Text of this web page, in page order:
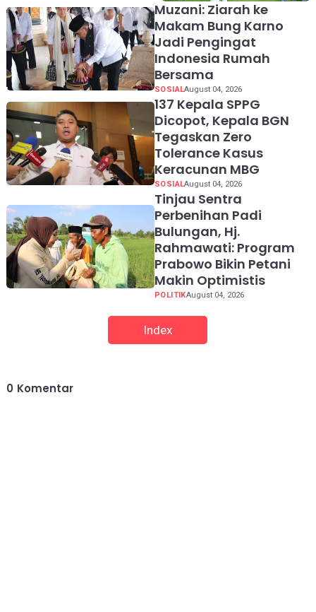
Muzani: Ziarah ke
Makam Bung Karno
Jadi Pengingat
Indonesia Rumah
Bersama
SOSIALAugust 04, 2026
137 Kepala SPPG
Dicopot, Kepala BGN
Tegaskan Zero
Tolerance Kasus
Keracunan MBG
SOSIALAugust 04, 2026
Tinjau Sentra
Perbenihan Padi
Bulungan, Hj.
Rahmawati: Program
Prabowo Bikin Petani
Makin Optimistis
POLITIKAugust 04, 2026
Index
0 Komentar